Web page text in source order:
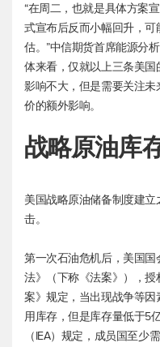
“在周二，也就是具体方案
式宣布后反而小幅回升，
估。”中信期货首席能源分
体来看，仅就以上三条美
影响不大，但是需要关注
价的额外影响。
战略原油库
美国战略原油储备制度建
击。
第一次石油危机后，美国国
法》（下称《法案》），
案》规定，当出现战争等
用库存，但是库存量低于5
（IEA）规定，成员国至